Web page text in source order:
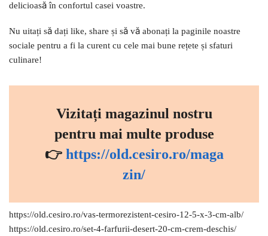
delicioasă în confortul casei voastre.
Nu uitați să dați like, share și să vă abonați la paginile noastre
sociale pentru a fi la curent cu cele mai bune rețete și sfaturi
culinare!
Vizitați magazinul nostru
pentru mai multe produse
👉 https://old.cesiro.ro/maga
zin/
https://old.cesiro.ro/vas-termorezistent-cesiro-12-5-x-3-cm-alb/
https://old.cesiro.ro/set-4-farfurii-desert-20-cm-crem-deschis/